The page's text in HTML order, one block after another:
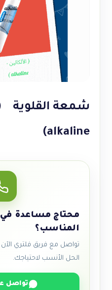
شمعة القلوية
alkaline)
محتاج مساعدة في
المناسب؟
تواصل مع فريق فلتري
الحل الأنسب لاحتياجك.
تواصل